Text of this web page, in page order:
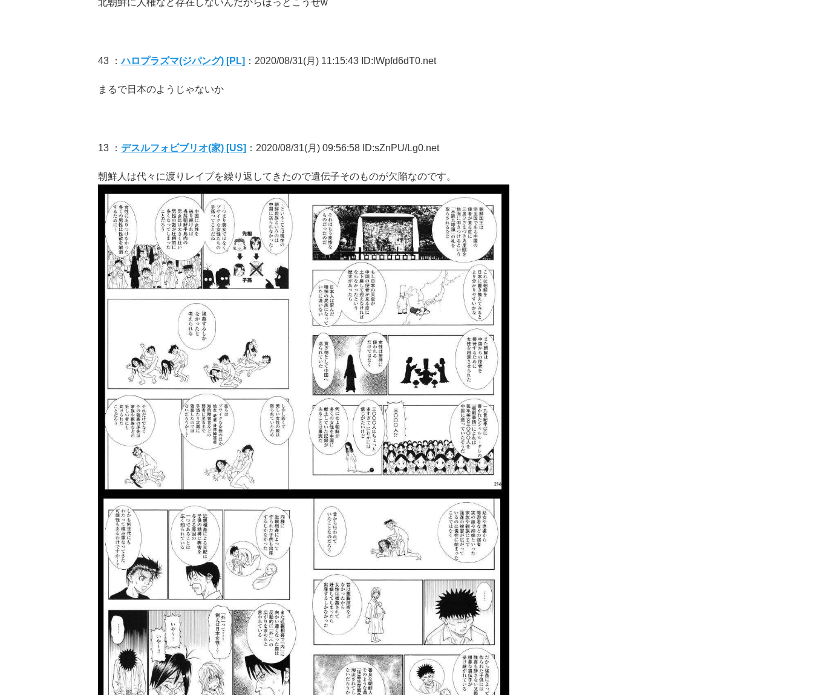
北朝鮮に人権など存在しないんだからほっとこうぜw
43 ：ハロプラズマ(ジパング) [PL] ：2020/08/31(月) 11:15:43 ID:lWpfd6dT0.net
まるで日本のようじゃないか
13 ： デスルフォビブリオ(家) [US] ：2020/08/31(月) 09:56:58 ID:sZnPU/Lg0.net
朝鮮人は代々に渡りレイプを繰り返してきたので遺伝子そのものが欠陥なのです。